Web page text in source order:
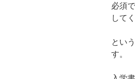
必須
して
とい
す。